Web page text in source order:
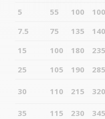
5 55 100 100
7.5
75 135 140
15
100 180 235
25
105 190 285
30 110 215 320
35 115 230 345